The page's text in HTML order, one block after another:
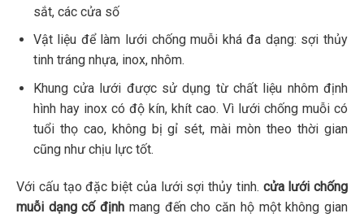
sắt, các cửa số
Vật liệu để làm lưới chống muỗi khá đa dạng: sợi thủy
tinh tráng nhựa, inox, nhôm.
Khung cửa lưới được sử dụng từ chất liệu nhôm định
hình hay inox có độ kín, khít cao. Vì lưới chống muỗi có
tuổi thọ cao, không bị gỉ sét, mài mòn theo thời gian
cũng như chịu lực tốt.
Với cấu tạo đặc biệt của lưới sợi thủy tinh. cửa lưới chống
muỗi dạng cố định mang đến cho căn hộ một không gian